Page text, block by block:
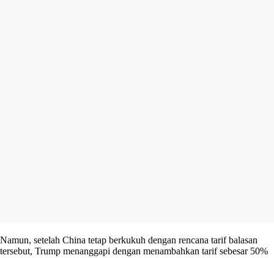
Namun, setelah China tetap berkukuh dengan rencana tarif balasan
tersebut, Trump menanggapi dengan menambahkan tarif sebesar 50%